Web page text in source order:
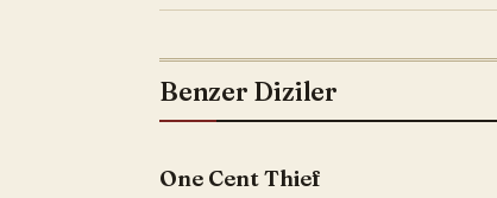
Benzer Diziler
One Cent Thief